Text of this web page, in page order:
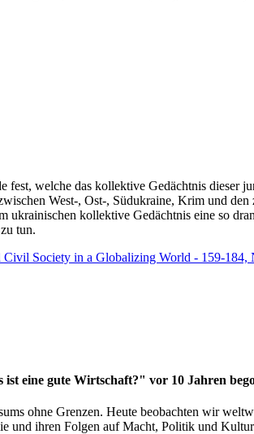
fest, welche das kollektive Gedächtnis dieser
West-, Ost-, Südukraine, Krim und den
ukrainischen kollektive Gedächtnis eine so
tun.
Society in a Globalizing World - 159-184,
eine gute Wirtschaft?" vor 10 Jahren
ohne Grenzen. Heute beobachten wir
und ihren Folgen auf Macht, Politik und